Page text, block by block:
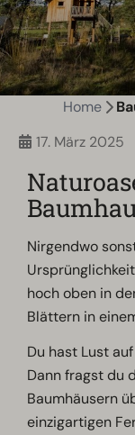
Home
17. März 2025
Nirgendwo
hoch oben in
Blättern in
Du hast Lust
Dann fragst du
Baumhäusern
einzigartigen